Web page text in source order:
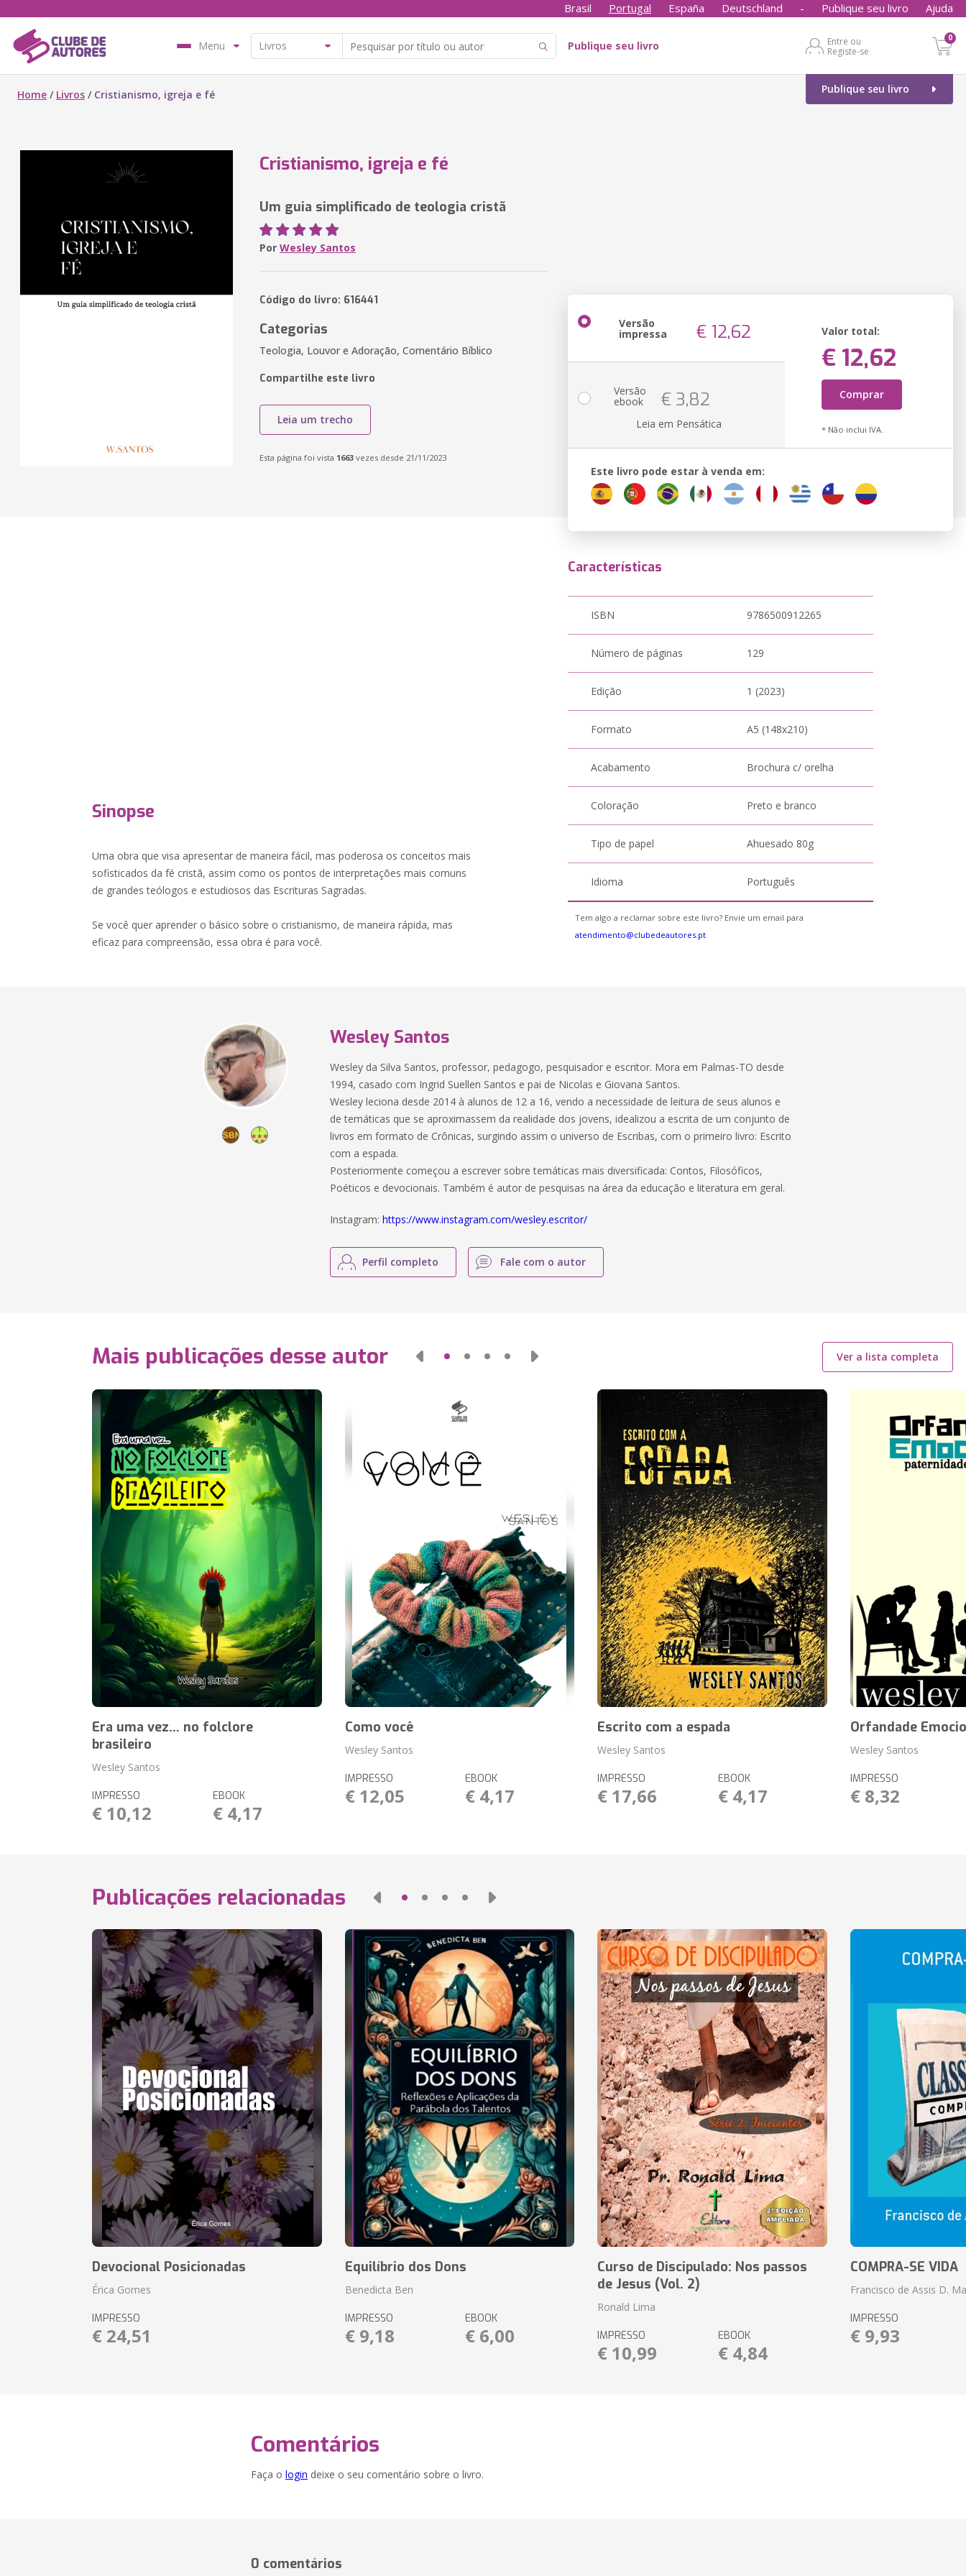
Brasil Portugal España Deutschland - Publique seu livro Ajuda
Menu Publique seu livro
Entre ou
Registe-se
0
Publique seu livro
Home / Livros / Cristianismo, igreja e fé
Cristianismo, igreja e fé
Um guia simplificado de teologia cristã
Por Wesley Santos
Código do livro: 616441
Categorias
Teologia, Louvor e Adoração, Comentário Bíblico
Compartilhe este livro
Leia um trecho
Esta página foi vista 1663 vezes desde 21/11/2023
Versão
impressa € 12,62 Valor total:
€ 12,62
Comprar
* Não inclui IVA.
Versão
ebook € 3,82
Leia em Pensática
Este livro pode estar à venda em:
Sinopse
Uma obra que visa apresentar de maneira fácil, mas poderosa os conceitos mais
sofisticados da fé cristã, assim como os pontos de interpretações mais comuns
de grandes teólogos e estudiosos das Escrituras Sagradas.
Se você quer aprender o básico sobre o cristianismo, de maneira rápida, mas
eficaz para compreensão, essa obra é para você.
Características
ISBN 9786500912265
Número de páginas 129
Edição 1 (2023)
Formato A5 (148x210)
Acabamento Brochura c/ orelha
Coloração Preto e branco
Tipo de papel Ahuesado 80g
Idioma Português
Tem algo a reclamar sobre este livro? Envie um email para
atendimento@clubedeautores.pt
Wesley Santos
Wesley da Silva Santos, professor, pedagogo, pesquisador e escritor. Mora em Palmas-TO desde
1994, casado com Ingrid Suellen Santos e pai de Nicolas e Giovana Santos.
Wesley leciona desde 2014 à alunos de 12 a 16, vendo a necessidade de leitura de seus alunos e
de temáticas que se aproximassem da realidade dos jovens, idealizou a escrita de um conjunto de
livros em formato de Crônicas, surgindo assim o universo de Escribas, com o primeiro livro: Escrito
com a espada.
Posteriormente começou a escrever sobre temáticas mais diversificada: Contos, Filosóficos,
Poéticos e devocionais. Também é autor de pesquisas na área da educação e literatura em geral.
Instagram:https://www.instagram.com/wesley.escritor/
Perfil completo Fale com o autor
Mais publicações desse autor Ver a lista completa
Era uma vez... no folclore
brasileiro
Wesley Santos
IMPRESSO
€ 10,12
EBOOK
€ 4,17
Como você
Wesley Santos
IMPRESSO
€ 12,05
EBOOK
€ 4,17
Escrito com a espada
Wesley Santos
IMPRESSO
€ 17,66
EBOOK
€ 4,17
Orfandade
Wesley Santos
IMPRESSO
€ 8,32
Publicações relacionadas
Devocional Posicionadas
Érica Gomes
IMPRESSO
€ 24,51
Equilíbrio dos Dons
Benedicta Ben
IMPRESSO
€ 9,18
EBOOK
€ 6,00
Curso de Discipulado: Nos passos
de Jesus (Vol. 2)
Ronald Lima
IMPRESSO
€ 10,99
EBOOK
€ 4,84
COMPRA-SE VIDA
Francisco de Assis D.
IMPRESSO
€ 9,93
Comentários
Faça o login deixe o seu comentário sobre o livro.
0 comentários